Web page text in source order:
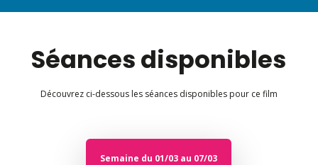
Séances disponibles
Découvrez ci-dessous les séances disponibles pour ce film
Semaine du 01/03 au 07/03